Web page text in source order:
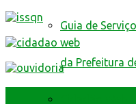
Guia de
da Prefeitura